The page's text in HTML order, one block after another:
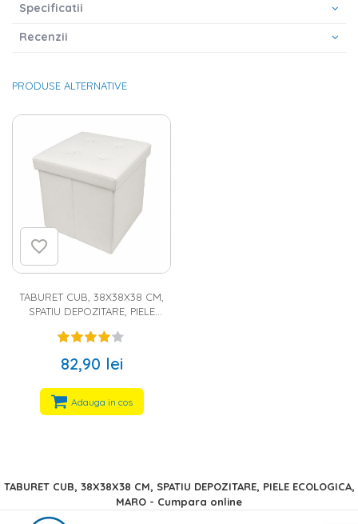
Specificatii
Recenzii
PRODUSE ALTERNATIVE
TABURET CUB, 38X38X38 CM,
SPATIU DEPOZITARE, PIELE
82,90 lei
Adauga in cos
TABURET CUB, 38X38X38 CM, SPATIU DEPOZITARE, PIELE ECOLOGICA,
MARO - Cumpara online